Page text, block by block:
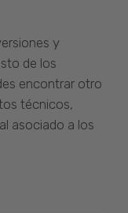
y
de los
encontrar otro
técnicos,
asociado a los